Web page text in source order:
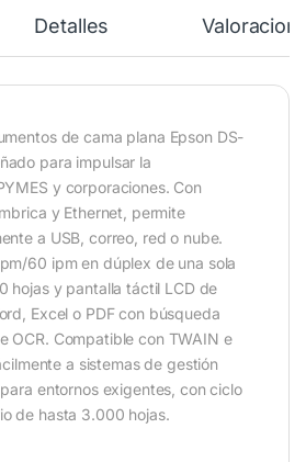
Detalles
de cama plana Epson DS-
para impulsar la
y corporaciones. Con
y Ethernet, permite
a USB, correo, red o nube.
60 ipm en dúplex de una sola
hojas y pantalla táctil LCD de
Excel o PDF con búsqueda
OCR. Compatible con TWAIN e
a sistemas de gestión
entornos exigentes, con ciclo
de hasta 3.000 hojas.